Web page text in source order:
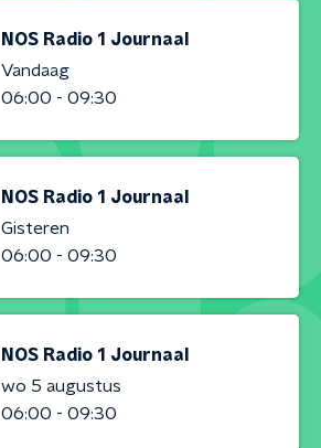
NOS Radio 1 Journaal
Vandaag
06:00 - 09:30
NOS Radio 1 Journaal
Gisteren
06:00 - 09:30
NOS Radio 1 Journaal
wo 5 augustus
06:00 - 09:30